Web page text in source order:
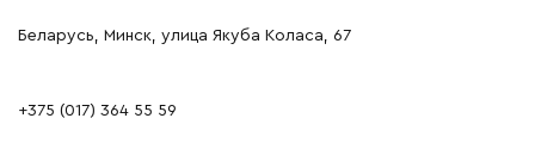
Беларусь, Минск, улица Якуба Коласа, 67
+375 (017) 364 55 59